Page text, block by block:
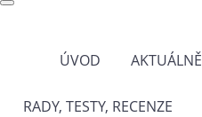
ÚVOD AKTUÁLNĚ
RADY, TESTY, RECENZE